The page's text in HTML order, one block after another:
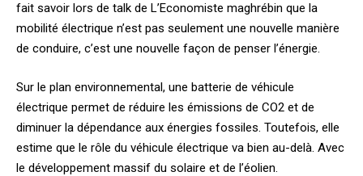
fait savoir lors de talk de L’Economiste maghrébin que la
mobilité électrique n’est pas seulement une nouvelle manière
de conduire, c’est une nouvelle façon de penser l’énergie.
Sur le plan environnemental, une batterie de véhicule
électrique permet de réduire les émissions de CO2 et de
diminuer la dépendance aux énergies fossiles. Toutefois, elle
estime que le rôle du véhicule électrique va bien au-delà. Avec
le développement massif du solaire et de l’éolien.